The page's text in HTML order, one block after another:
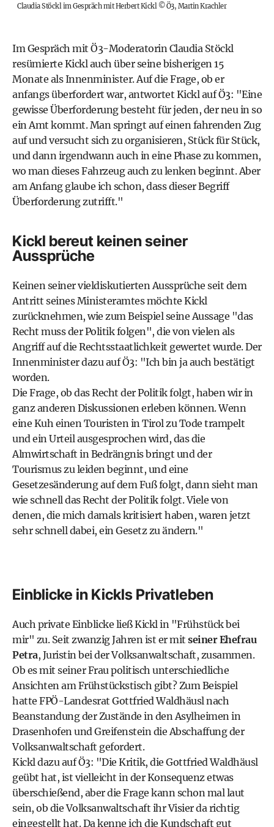
Claudia Stöckl im Gespräch mit Herbert Kickl ©Ö3, Martin Krachler
Im Gespräch mit Ö3-Moderatorin Claudia Stöckl
resümierte Kickl auch über seine bisherigen 15
Monate als Innenminister. Auf die Frage, ob er
anfangs überfordert war, antwortet Kickl auf Ö3: "Eine
gewisse Überforderung besteht für jeden, der neu in so
ein Amt kommt. Man springt auf einen fahrenden Zug
auf und versucht sich zu organisieren, Stück für Stück,
und dann irgendwann auch in eine Phase zu kommen,
wo man dieses Fahrzeug auch zu lenken beginnt. Aber
am Anfang glaube ich schon, dass dieser Begriff
Überforderung zutrifft."
Kickl bereut keinen seiner
Aussprüche
Keinen seiner vieldiskutierten Aussprüche seit dem
Antritt seines Ministeramtes möchte Kickl
zurücknehmen, wie zum Beispiel seine Aussage "das
Recht muss der Politik folgen", die von vielen als
Angriff auf die Rechtsstaatlichkeit gewertet wurde. Der
Innenminister dazu auf Ö3: "Ich bin ja auch bestätigt
worden.
Die Frage, ob das Recht der Politik folgt, haben wir in
ganz anderen Diskussionen erleben können. Wenn
eine Kuh einen Touristen in Tirol zu Tode trampelt
und ein Urteil ausgesprochen wird, das die
Almwirtschaft in Bedrängnis bringt und der
Tourismus zu leiden beginnt, und eine
Gesetzesänderung auf dem Fuß folgt, dann sieht man
wie schnell das Recht der Politik folgt. Viele von
denen, die mich damals kritisiert haben, waren jetzt
sehr schnell dabei, ein Gesetz zu ändern."
Einblicke in Kickls Privatleben
Auch private Einblicke ließ Kickl in "Frühstück bei
mir" zu. Seit zwanzig Jahren ist er mit seiner Ehefrau
Petra, Juristin bei der Volksanwaltschaft, zusammen.
Ob es mit seiner Frau politisch unterschiedliche
Ansichten am Frühstückstisch gibt? Zum Beispiel
hatte FPÖ-Landesrat Gottfried Waldhäusl nach
Beanstandung der Zustände in den Asylheimen in
Drasenhofen und Greifenstein die Abschaffung der
Volksanwaltschaft gefordert.
Kickl dazu auf Ö3: "Die Kritik, die Gottfried Waldhäusl
geübt hat, ist vielleicht in der Konsequenz etwas
überschießend, aber die Frage kann schon mal laut
sein, ob die Volksanwaltschaft ihr Visier da richtig
eingestellt hat. Da kenne ich die Kundschaft gut